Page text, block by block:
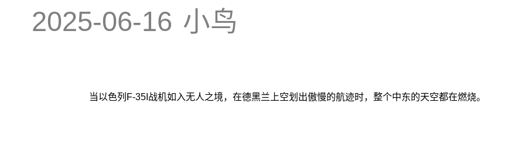
2025-06-16 小鸟
当以色列F-35I战机如入无人之境，在德黑兰上空划出傲慢的航迹时，整个中东的天空都在燃烧。